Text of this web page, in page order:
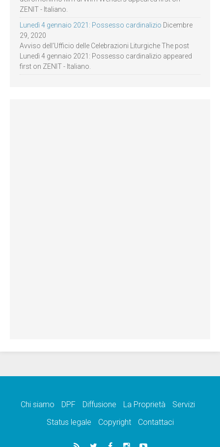
ZENIT - Italiano.
Lunedì 4 gennaio 2021: Possesso cardinalizio Dicembre
29, 2020
Avviso dell’Ufficio delle Celebrazioni Liturgiche The post
Lunedì 4 gennaio 2021: Possesso cardinalizio appeared
first on ZENIT - Italiano.
Chi siamo DPF Diffusione La Proprietà
Servizi
Status legale
Copyright Contattaci